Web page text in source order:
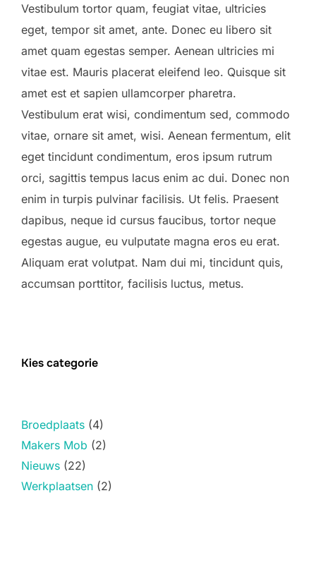
Vestibulum tortor quam, feugiat vitae, ultricies
eget, tempor sit amet, ante. Donec eu libero sit
amet quam egestas semper. Aenean ultricies mi
vitae est. Mauris placerat eleifend leo. Quisque sit
amet est et sapien ullamcorper pharetra.
Vestibulum erat wisi, condimentum sed, commodo
vitae, ornare sit amet, wisi. Aenean fermentum, elit
eget tincidunt condimentum, eros ipsum rutrum
orci, sagittis tempus lacus enim ac dui. Donec non
enim in turpis pulvinar facilisis. Ut felis. Praesent
dapibus, neque id cursus faucibus, tortor neque
egestas augue, eu vulputate magna eros eu erat.
Aliquam erat volutpat. Nam dui mi, tincidunt quis,
accumsan porttitor, facilisis luctus, metus.
Kies categorie
Broedplaats (4)
Makers Mob (2)
Nieuws (22)
Werkplaatsen (2)